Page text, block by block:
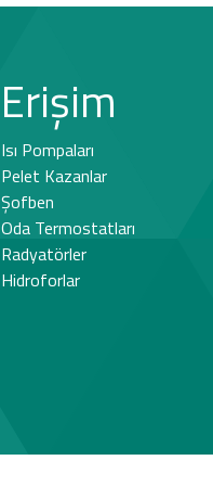
Erişim
Isı Pompaları
Pelet Kazanlar
Şofben
Oda Termostatları
Radyatörler
Hidroforlar